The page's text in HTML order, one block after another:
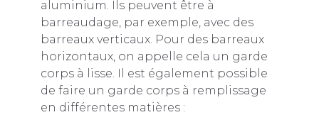
aluminium. Ils peuvent être à
barreaudage, par exemple, avec des
barreaux verticaux. Pour des barreaux
horizontaux, on appelle cela un garde
corps à lisse. Il est également possible
de faire un garde corps à remplissage
en différentes matières :